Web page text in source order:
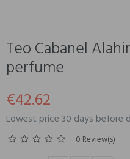
Teo Cabanel
perfume
€42.62
Lowest price 30 days before
0 Review(s)